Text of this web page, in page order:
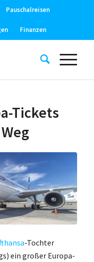
Pauschalreisen
Finanzen
Tickets
-Tochter
ein großer Europa-